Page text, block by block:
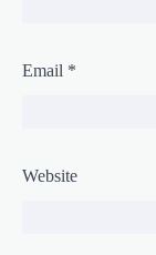
Email *
Website